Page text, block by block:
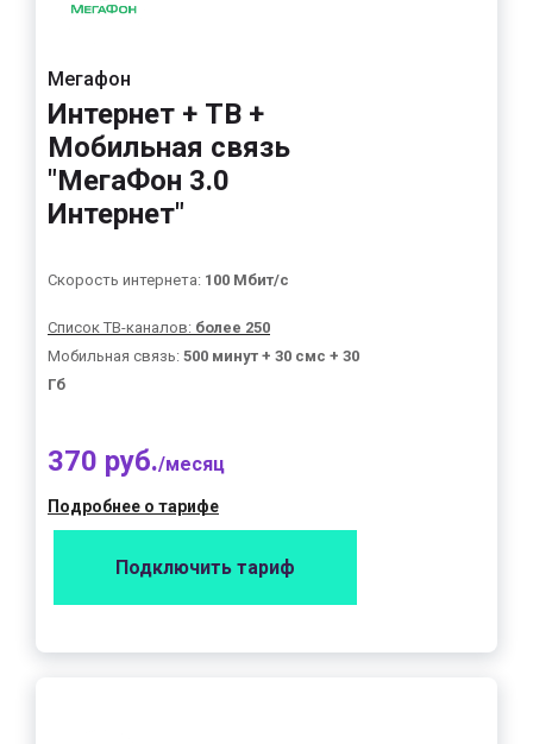
Мегафон
Интернет + ТВ +
Мобильная связь
"МегаФон 3.0
Интернет"
Скорость интернета: 100 Мбит/с
Список ТВ-каналов: более 250
Мобильная связь: 500 минут + 30 смс + 30
Гб
370 руб./месяц
Подробнее о тарифе
Подключить тариф